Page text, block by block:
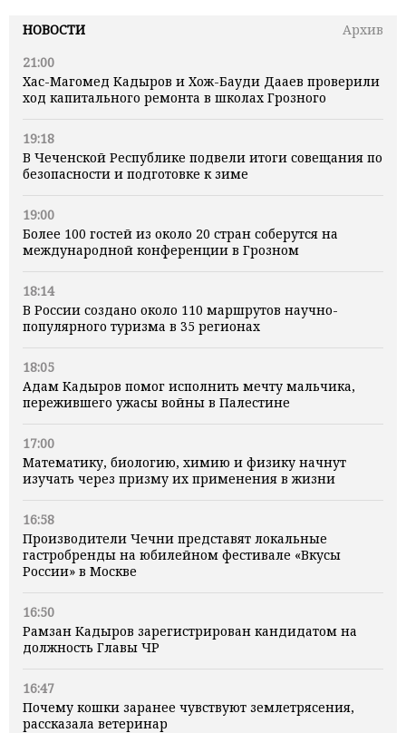
НОВОСТИ
Архив
21:00
Хас-Магомед Кадыров и Хож-Бауди Дааев проверили
ход капитального ремонта в школах Грозного
19:18
В Чеченской Республике подвели итоги совещания по
безопасности и подготовке к зиме
19:00
Более 100 гостей из около 20 стран соберутся на
международной конференции в Грозном
18:14
В России создано около 110 маршрутов научно-
популярного туризма в 35 регионах
18:05
Адам Кадыров помог исполнить мечту мальчика,
пережившего ужасы войны в Палестине
17:00
Математику, биологию, химию и физику начнут
изучать через призму их применения в жизни
16:58
Производители Чечни представят локальные
гастробренды на юбилейном фестивале «Вкусы
России» в Москве
16:50
Рамзан Кадыров зарегистрирован кандидатом на
должность Главы ЧР
16:47
Почему кошки заранее чувствуют землетрясения,
рассказала ветеринар